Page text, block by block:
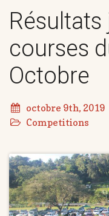
courses
Octobre
octobre 9th, 2019
Competitions